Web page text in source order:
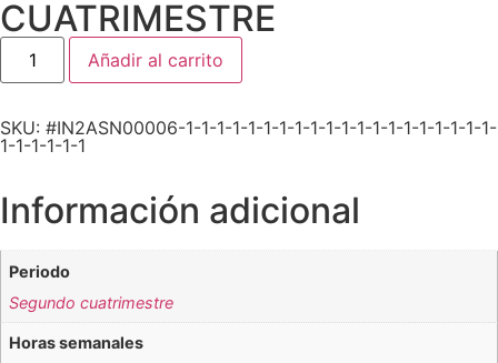
CUATRIMESTRE
Añadir al carrito
SKU: #IN2ASN00006-1-1-1-1-1-1-1-1-1-1-1-1-1-1-1-1-1-1-1-1-
1-1-1-1-1-1
Información adicional
Periodo
Segundo cuatrimestre
Horas semanales